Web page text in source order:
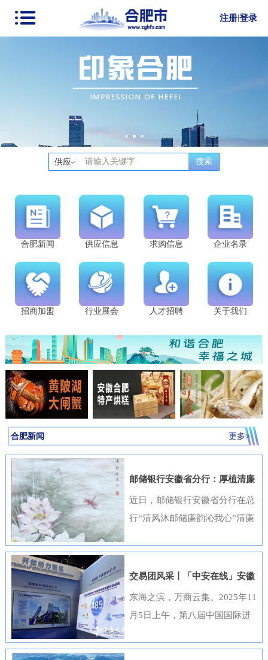
注册 |登录
供应 搜索
合肥新闻 供应信息 求购信息 企业名录
招商加盟 行业展会 人才招聘 关于我们
合肥新闻 更多>
邮储银行安徽省分行：厚植清廉
金融文化筑牢高质量发展根基
近日，邮储银行安徽省分行在总
行“清风沐邮储廉韵沁我心”清廉
出，选送的四部作品全部获奖，
获奖数量位居全国首位，并荣
来，邮储银行安徽省分行高度重
交易团风采丨「中安在线」安徽
元素闪耀进博会
东海之滨，万商云集。2025年11
月5日上午，第八届中国国际进
在上海开幕，安徽交易团携科技